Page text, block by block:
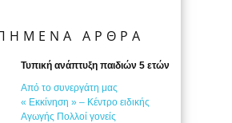
ΑΡΘΡΑ
Τυπική ανάπτυξη παιδιών 5 ετών
Από το συνεργάτη μας
« Εκκίνηση » – Κέντρο ειδικής
Αγωγής Πολλοί γονείς